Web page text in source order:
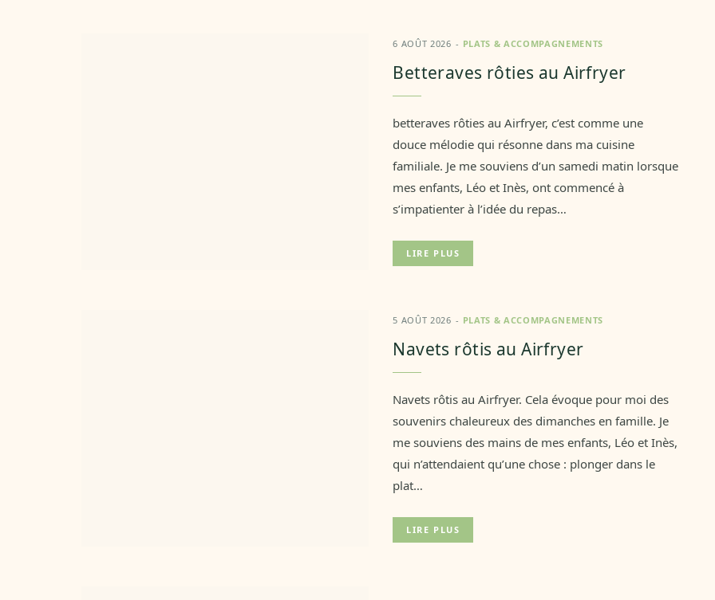
6 AOÛT 2026 PLATS & ACCOMPAGNEMENTS
Betteraves rôties au Airfryer
betteraves rôties au Airfryer, c’est comme une
douce mélodie qui résonne dans ma cuisine
familiale. Je me souviens d’un samedi matin lorsque
mes enfants, Léo et Inès, ont commencé à
s’impatienter à l’idée du repas…
LIRE PLUS
5 AOÛT 2026 PLATS & ACCOMPAGNEMENTS
Navets rôtis au Airfryer
Navets rôtis au Airfryer. Cela évoque pour moi des
souvenirs chaleureux des dimanches en famille. Je
me souviens des mains de mes enfants, Léo et Inès,
qui n’attendaient qu’une chose : plonger dans le
plat…
LIRE PLUS